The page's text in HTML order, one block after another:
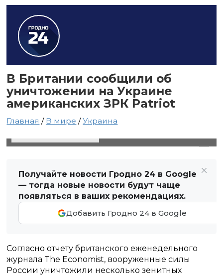
В Британии сообщили об
уничтожении на Украине
американских ЗРК Patriot
Главная / В мире /Украина
Получайте новости Гродно 24 в Google
— тогда новые новости будут чаще
появляться в ваших рекомендациях.
Добавить Гродно 24 в Google
Согласно отчету британского еженедельного
журнала The Economist, вооруженные силы
России уничтожили несколько зенитных